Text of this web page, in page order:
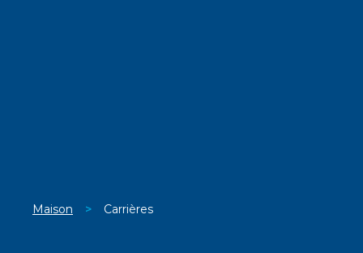
Maison > Carrières